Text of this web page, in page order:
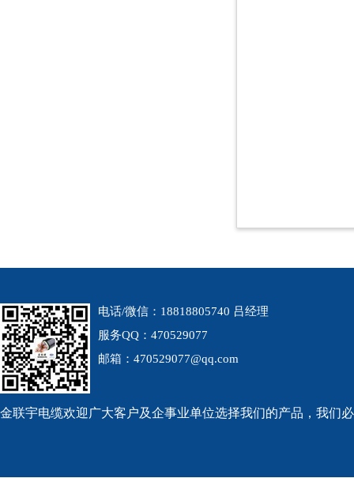
电话/微信：18818805740 吕经理
服务QQ：470529077
邮箱：470529077@qq.com
金联宇电缆欢迎广大客户及企事业单位选择我们的产品，我们